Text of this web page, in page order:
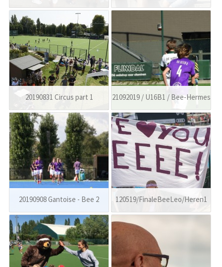
20190831 Circus part 1 21092019 / U16B1 / Bee-Hermes
20190908 Gantoise - Bee 2 120519/FinaleBeeLeo/Heren1